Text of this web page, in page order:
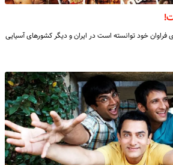
فراوان خود توانسته است در ایران و دیگر کشورهای آسیایی